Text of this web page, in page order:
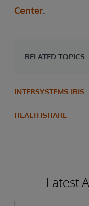
Center
RELATED TOPICS
INTERSYSTEMS IRIS
HEALTHSHARE
Latest